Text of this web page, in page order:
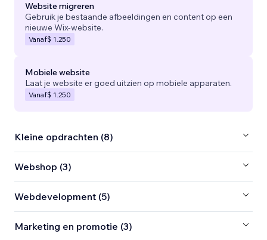
Website migreren
Gebruik je bestaande afbeeldingen en content op een
nieuwe Wix-website.
Vanaf$ 1.250
Mobiele website
Laat je website er goed uitzien op mobiele apparaten.
Vanaf$ 1.250
Kleine opdrachten (8)
Webshop (3)
Webdevelopment (5)
Marketing en promotie (3)